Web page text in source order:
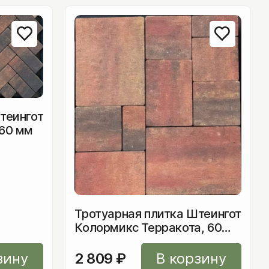
мм
Тротуарная плитка Штеингот
Колормикс Терракота, 60
2 809 ₽ В корзину